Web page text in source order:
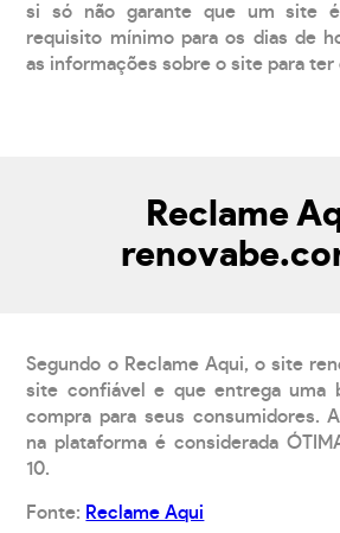
si só não garante que um site
requisito mínimo para os dias de
as informações sobre o site para ter
Reclame
Segundo o Reclame Aqui, o site
site confiável e que entrega uma
compra para seus consumidores.
na plataforma é considerada
10.
Fonte: Reclame Aqui